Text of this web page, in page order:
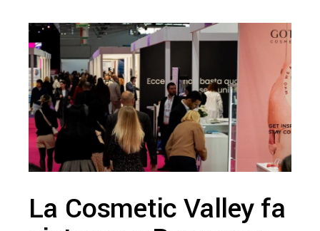
La Cosmetic Valley fa